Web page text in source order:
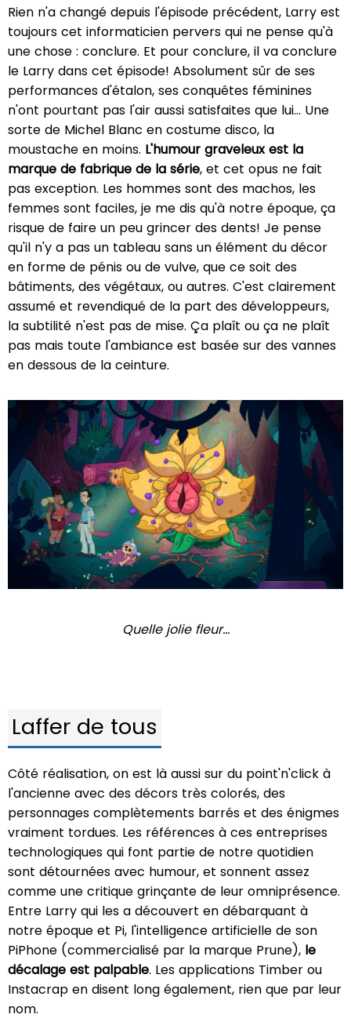
Rien n'a changé depuis l'épisode précédent, Larry est
toujours cet informaticien pervers qui ne pense qu'à
une chose : conclure. Et pour conclure, il va conclure
le Larry dans cet épisode! Absolument sûr de ses
performances d'étalon, ses conquêtes féminines
n'ont pourtant pas l'air aussi satisfaites que lui... Une
sorte de Michel Blanc en costume disco, la
moustache en moins. L'humour graveleux est la
marque de fabrique de la série, et cet opus ne fait
pas exception. Les hommes sont des machos, les
femmes sont faciles, je me dis qu'à notre époque, ça
risque de faire un peu grincer des dents! Je pense
qu'il n'y a pas un tableau sans un élément du décor
en forme de pénis ou de vulve, que ce soit des
bâtiments, des végétaux, ou autres. C'est clairement
assumé et revendiqué de la part des développeurs,
la subtilité n'est pas de mise. Ça plaît ou ça ne plaît
pas mais toute l'ambiance est basée sur des vannes
en dessous de la ceinture.
Quelle jolie fleur...
Laffer de tous
Côté réalisation, on est là aussi sur du point'n'click à
l'ancienne avec des décors très colorés, des
personnages complètements barrés et des énigmes
vraiment tordues. Les références à ces entreprises
technologiques qui font partie de notre quotidien
sont détournées avec humour, et sonnent assez
comme une critique grinçante de leur omniprésence.
Entre Larry qui les a découvert en débarquant à
notre époque et Pi, l'intelligence artificielle de son
PiPhone (commercialisé par la marque Prune), le
décalage est palpable. Les applications Timber ou
Instacrap en disent long également, rien que par leur
nom.